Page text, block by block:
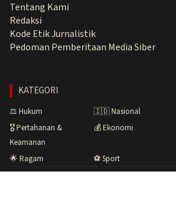
Tentang Kami
Redaksi
Kode Etik Jurnalistik
Pedoman Pemberitaan Media Siber
KATEGORI
⚖️ Hukum 🇮🇩 Nasional
🎖️ Pertahanan &
Keamanan
💰 Ekonomi
🌟 Ragam ⚽ Sport